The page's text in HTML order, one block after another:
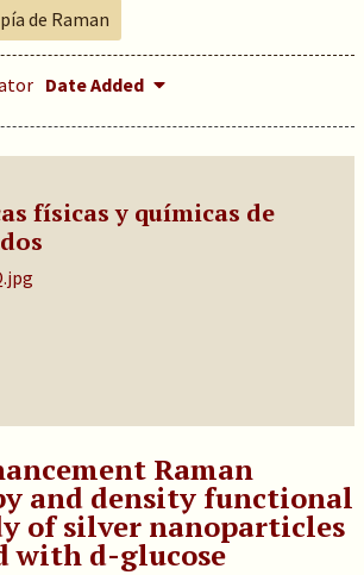
de Raman
Date Added
físicas y químicas de
Raman
and density functional
of silver nanoparticles
with d-glucose